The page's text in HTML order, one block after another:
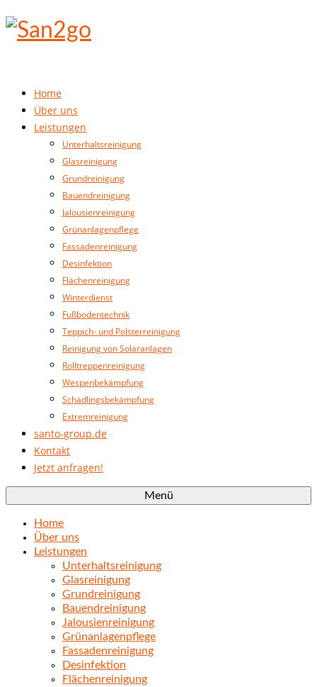
Home
Über uns
Leistungen
Unterhaltsreinigung
Glasreinigung
Grundreinigung
Bauendreinigung
Jalousienreinigung
Grünanlagenpflege
Fassadenreinigung
Desinfektion
Flächenreinigung
Winterdienst
Fußbodentechnik
Teppich- und Polsterreinigung
Reinigung von Solaranlagen
Rolltreppenreinigung
Wespenbekämpfung
Schädlingsbekämpfung
Extremreinigung
santo-group.de
Kontakt
Jetzt anfragen!
Menü
Home
Über uns
Leistungen
Unterhaltsreinigung
Glasreinigung
Grundreinigung
Bauendreinigung
Jalousienreinigung
Grünanlagenpflege
Fassadenreinigung
Desinfektion
Flächenreinigung